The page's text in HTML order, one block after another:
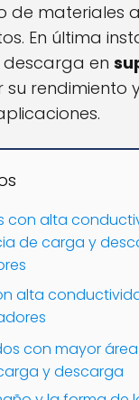
de materiales
En última
en
rendimiento
con alta
de carga y
alta
con mayor
y descarga